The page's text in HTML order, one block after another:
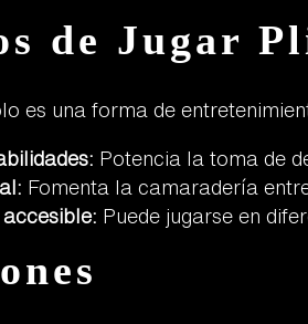
de Jugar
es una forma de
Potencia la toma de
Fomenta la camaradería
Puede jugarse en